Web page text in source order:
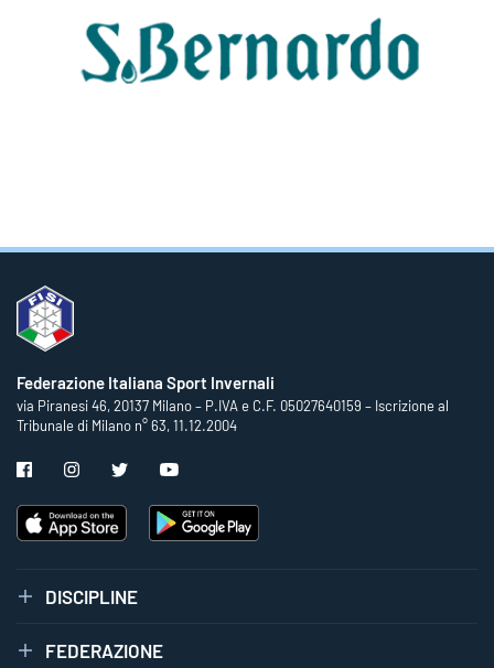
Federazione Italiana Sport Invernali
via Piranesi 46, 20137 Milano – P.IVA e C.F. 05027640159 – Iscrizione al
Tribunale di Milano n° 63, 11.12.2004
DISCIPLINE
FEDERAZIONE